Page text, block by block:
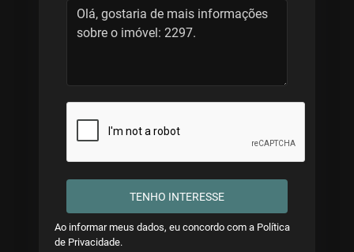
TENHO INTERESSE
Ao informar meus dados, eu concordo com a Política
de Privacidade.